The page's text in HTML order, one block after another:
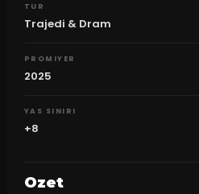
TUR
Trajedi & Dram
PROMIYER
2025
YAS SINIRI
+8
Ozet